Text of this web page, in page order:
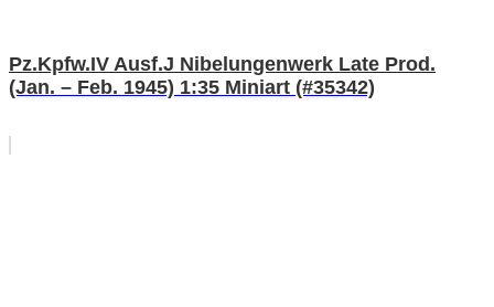
Pz.Kpfw.IV Ausf.J Nibelungenwerk Late Prod.
(Jan. – Feb. 1945) 1:35 Miniart (#35342)